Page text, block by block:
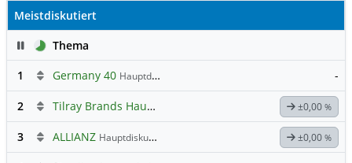
Meistdiskutiert
PauseThema
1
Germany 40 Hauptdiskussion -
2 Tilray Brands Hauptforum ±0,00 %
3 ALLIANZ Hauptdiskussion ±0,00 %